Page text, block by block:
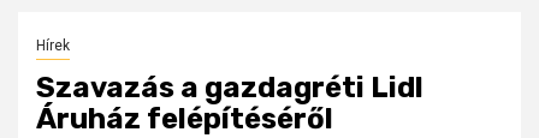
Hírek
Szavazás a gazdagréti Lidl
Áruház felépítéséről